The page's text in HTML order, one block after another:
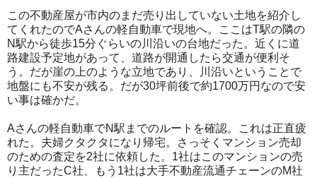
この不動産屋が市内のまだ売り出していない土地を紹介し
てくれたのでAさんの軽自動車で現地へ。ここはT駅の隣の
N駅から徒歩15分ぐらいの川沿いの台地だった。近くに道
路建設予定地があって、道路が開通したら交通が便利そ
う。だが崖の上のような立地であり、川沿いということで
地盤にも不安が残る。だが30坪前後で約1700万円なので安
い事は確かだ。
Aさんの軽自動車でN駅までのルートを確認。これは正直疲
れた。夫婦クタクタになり帰宅。さっそくマンション売却
のための査定を2社に依頼した。1社はこのマンションの売
り主だったC社、もう1社は大手不動産流通チェーンのM社